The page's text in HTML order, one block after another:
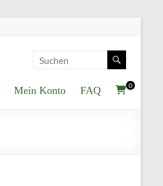
0
Mein Konto FAQ